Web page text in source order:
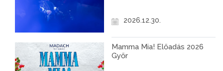
2026.12.30.
Mamma Mia! Előadás 2026
Győr